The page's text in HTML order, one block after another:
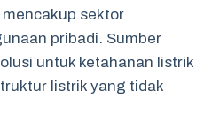
sektor
pribadi. Sumber
untuk ketahanan listrik
listrik yang tidak